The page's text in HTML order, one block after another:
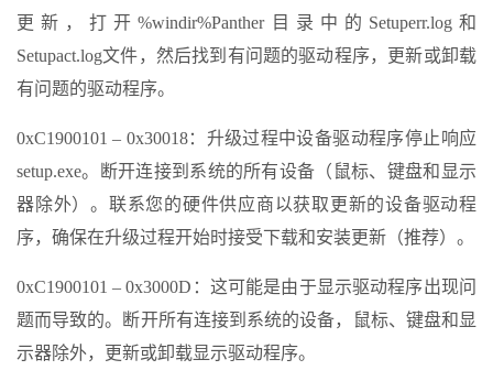
更新，打开%windir%Panther目录中的Setuperr.log和
Setupact.log文件，然后找到有问题的驱动程序，更新或卸载
有问题的驱动程序。
0xC1900101 – 0x30018：升级过程中设备驱动程序停止响应
setup.exe。断开连接到系统的所有设备（鼠标、键盘和显示
器除外）。联系您的硬件供应商以获取更新的设备驱动程
序，确保在升级过程开始时接受下载和安装更新（推荐）。
0xC1900101 – 0x3000D：这可能是由于显示驱动程序出现问
题而导致的。断开所有连接到系统的设备，鼠标、键盘和显
示器除外，更新或卸载显示驱动程序。